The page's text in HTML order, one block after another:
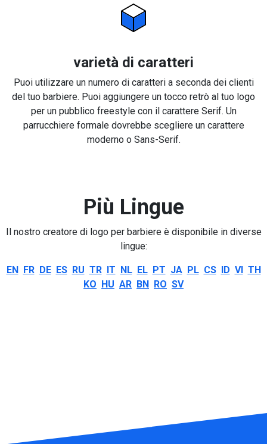
varietà di caratteri
Puoi utilizzare un numero di caratteri a seconda dei clienti
del tuo barbiere. Puoi aggiungere un tocco retrò al tuo logo
per un pubblico freestyle con il carattere Serif. Un
parrucchiere formale dovrebbe scegliere un carattere
moderno o Sans-Serif.
Più Lingue
Il nostro creatore di logo per barbiere è disponibile in diverse
lingue:
EN FR DE ES RU TR IT NL EL PT JA PL CS ID VI TH
KO HU AR BN RO SV